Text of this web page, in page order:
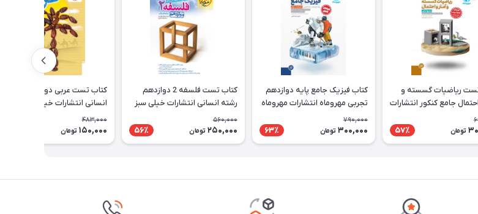
ریاضیات گسسته و
جامع کنکور انتشارات
تومان 57٪
کتاب فیزیک جامع پایه دوازدهم
تجربی مهروماه انتشارات مهروماه
790,000
300,000 تومان 63٪
کتاب تست فلسفه 2 دوازدهم
رشته انسانی انتشارات خیلی سبز
560,000
250,000 تومان 56٪
کتاب تست عربی دوازدهم رشته
انسانی انتشارات خیلی سبز
483,000
150,000 تومان